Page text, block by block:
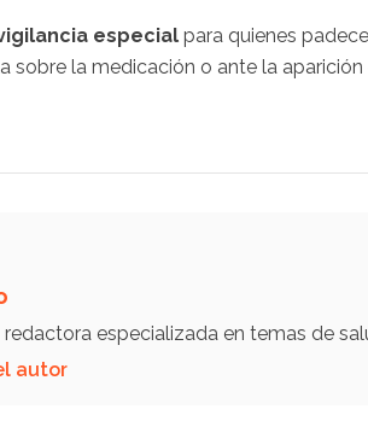
especial para quienes
sobre la medicación o ante la
especializada en temas de
autor